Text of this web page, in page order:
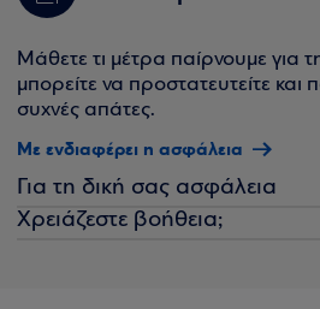
Μάθετε τι μέτρα παίρνουμε για
μπορείτε να προστατευτείτε και
συχνές απάτες.
Με ενδιαφέρει η ασφάλεια
Για τη δική σας ασφάλεια
Χρειάζεστε βοήθεια;